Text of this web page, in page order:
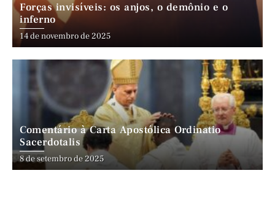
Forças invisíveis: os anjos, o demônio e o
inferno
14 de novembro de 2025
Comentário à Carta Apostólica Ordinatio
Sacerdotalis
8 de setembro de 2025